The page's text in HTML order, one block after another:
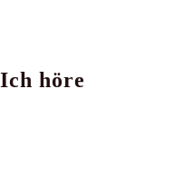
Ich höre